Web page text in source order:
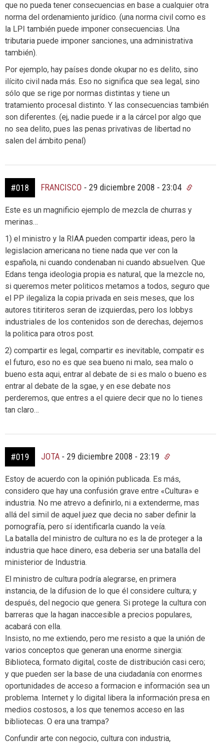
que no pueda tener consecuencias en base a cualquier otra
norma del ordenamiento jurídico. (una norma civil como es
la LPI también puede imponer consecuencias. Una
tributaria puede imponer sanciones, una administrativa
también).
Por ejemplo, hay países donde okupar no es delito, sino
ilícito civil nada más. Eso no significa que sea legal, sino
sólo que se rige por normas distintas y tiene un
tratamiento procesal distinto. Y las consecuencias también
son diferentes. (ej, nadie puede ir a la cárcel por algo que
no sea delito, pues las penas privativas de libertad no
salen del ámbito penal)
#018 FRANCISCO - 29 diciembre 2008 - 23:04
Este es un magnificio ejemplo de mezcla de churras y
merinas…
1) el ministro y la RIAA pueden compartir ideas, pero la
legislacion americana no tiene nada que ver con la
española, ni cuando condenaban ni cuando absuelven. Que
Edans tenga ideologia propia es natural, que la mezcle no,
si queremos meter politicos metamos a todos, seguro que
el PP ilegaliza la copia privada en seis meses, que los
autores titiriteros seran de izquierdas, pero los lobbys
industriales de los contenidos son de derechas, dejemos
la politica para otros post.
2) compartir es legal, compartir es inevitable, compatir es
el futuro, eso no es que sea bueno ni malo, sea malo o
bueno esta aqui, entrar al debate de si es malo o bueno es
entrar al debate de la sgae, y en ese debate nos
perderemos, que entres a el quiere decir que no lo tienes
tan claro…
#019 JOTA - 29 diciembre 2008 - 23:19
Estoy de acuerdo con la opinión publicada. Es más,
considero que hay una confusión grave entre «Cultura» e
industria. No me atrevo a definirlo, ni a extenderme, mas
allá del simil de aquel juez que decia no saber definir la
pornografía, pero sí identificarla cuando la veía.
La batalla del ministro de cultura no es la de proteger a la
industria que hace dinero, esa deberia ser una batalla del
ministerior de Industria.
El ministro de cultura podría alegrarse, en primera
instancia, de la difusion de lo que él considere cultura; y
después, del negocio que genera. Si protege la cultura con
barreras que la hagan inaccesible a precios populares,
acabará con ella.
Insisto, no me extiendo, pero me resisto a que la unión de
varios conceptos que generan una enorme sinergia:
Biblioteca, formato digital, coste de distribución casi cero;
y que pueden ser la base de una ciudadanía con enormes
oportunidades de acceso a formacion e información sea un
problema. Internet y lo digital libera la información presa en
medios costosos, a los que tenemos acceso en las
bibliotecas. O era una trampa?
Confundir arte con negocio, cultura con industria,